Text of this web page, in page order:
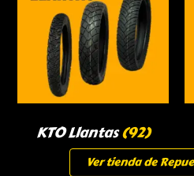
KTO Llantas(92)
Ver tienda de